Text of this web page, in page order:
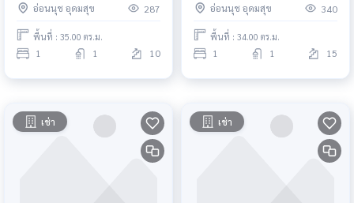
อ่อนนุช อุดมสุข 287
พื้นที่ : 35.00 ตร.ม.
1 1 10
อ่อนนุช อุดมสุข 340
พื้นที่ : 34.00 ตร.ม.
1 1 15
เช่า เช่า